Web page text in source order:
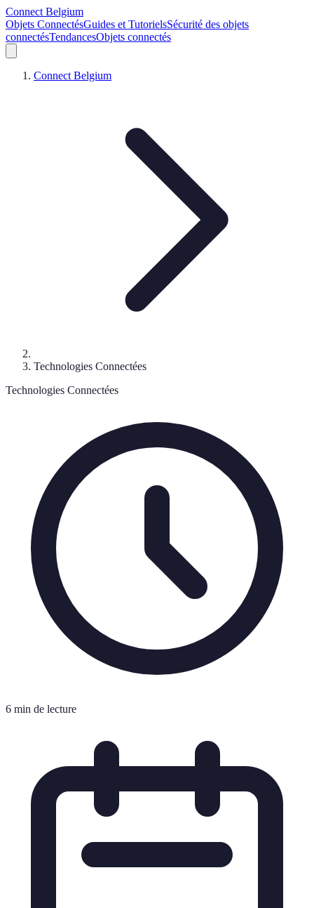
Connect Belgium
Objets ConnectésGuides et TutorielsSécurité des objets
connectésTendancesObjets connectés
Connect Belgium
Technologies Connectées
Technologies Connectées
6 min de lecture